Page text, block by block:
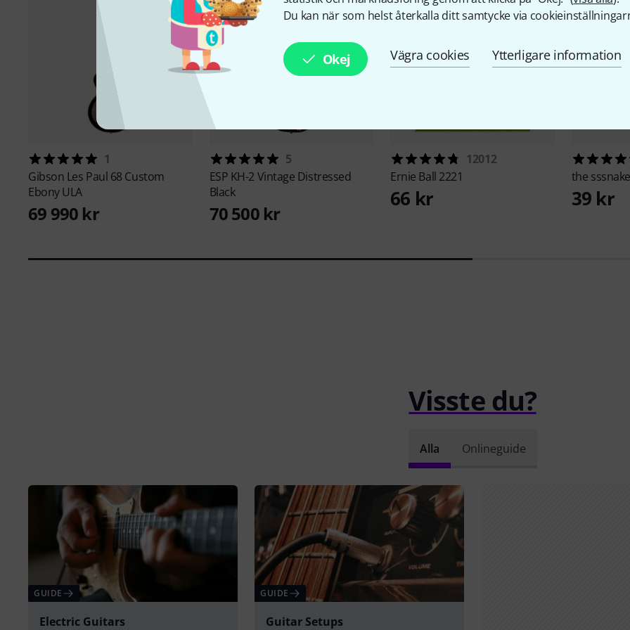
Du kan när som helst återkalla ditt samtycke via
Okej Vägra cookies Ytterligare information
1
Gibson Les Paul 68 Custom
Ebony ULA
69 990 kr
5
ESP KH-2 Vintage Distressed
Black
70 500 kr
12012
Ernie Ball 2221
66 kr
the sssnake
39 kr
Visste du?
Alla Onlineguide
GUIDE
Electric Guitars
GUIDE
Guitar Setups